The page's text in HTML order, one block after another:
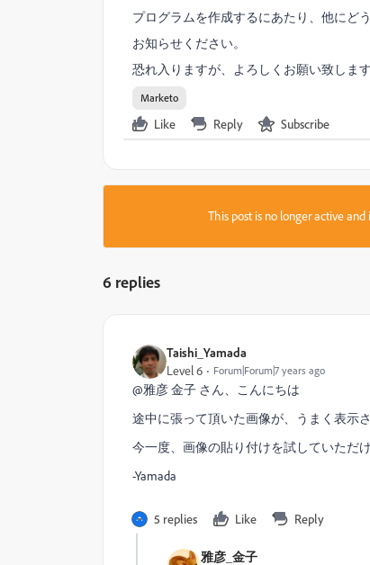
プログラムを作成するにあたり、他にど
お知らせください。
恐れ入りますが、よろしくお願い致します
Marketo
Like Reply Subscribe
This post is no longer active
6 replies
Taishi_Yamada
Level 6 Forum|Forum|7 years ago
@雅彦 金子 さん、こんにちは
途中に張って頂いた画像が、うまく表示
今一度、画像の貼り付けを試していただ
-Yamada
5 replies Like Reply
雅彦_金子